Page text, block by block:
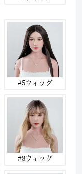
#5ウィッグ
#8ウィッグ